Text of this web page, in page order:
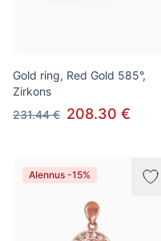
Gold ring, Red Gold 585°,
Zirkons
231.44 € 208.30 €
Alennus -15%